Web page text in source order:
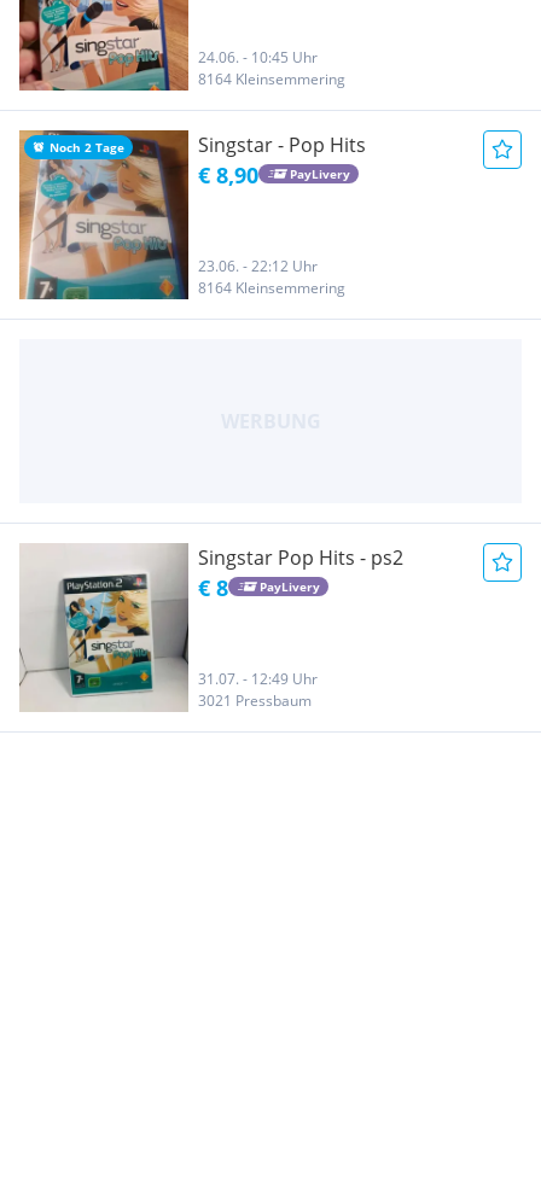
24.06. - 10:45 Uhr
8164 Kleinsemmering
Noch 2 Tage Singstar - Pop Hits
€ 8,90 PayLivery
23.06. - 22:12 Uhr
8164 Kleinsemmering
Singstar Pop Hits - ps2
€ 8 PayLivery
31.07. - 12:49 Uhr
3021 Pressbaum